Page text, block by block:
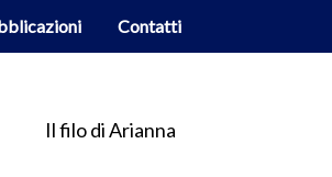
Contatti
Il filo di Arianna